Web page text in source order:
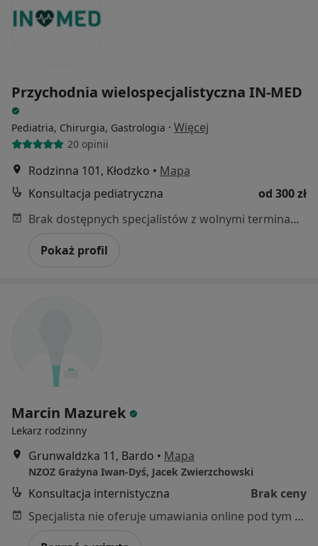
Przychodnia wielospecjalistyczna IN-MED
Pediatria, Chirurgia, Gastrologia · Więcej
20 opinii
Rodzinna 101, Kłodzko • Mapa
Konsultacja pediatryczna
od 300 zł
Brak dostępnych specjalistów z wolnymi terminami w tym centrum medycznym.
Pokaż profil
Marcin Mazurek
Lekarz rodzinny
Grunwaldzka 11, Bardo • Mapa
NZOZ Grażyna Iwan-Dyś, Jacek Zwierzchowski
Konsultacja internistyczna
Brak ceny
Specjalista nie oferuje umawiania online pod tym adresem.